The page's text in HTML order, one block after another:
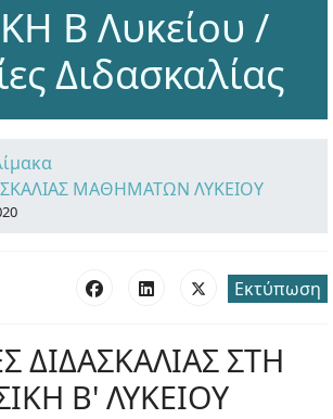
Β Λυκείου /
Διδασκαλίας
ΜΑΘΗΜΑΤΩΝ ΛΥΚΕΙΟΥ
Εκτύπωση
ΔΙΔΑΣΚΑΛΙΑΣ ΣΤΗ
Β' ΛΥΚΕΙΟΥ